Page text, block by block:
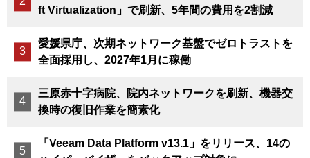
ft Virtualization」で刷新、5年間の費用を2割減
愛媛県庁、次期ネットワーク基盤でゼロトラストを
全面採用し、2027年1月に稼働
三原赤十字病院、院内ネットワークを刷新、機器交
換時の復旧作業を簡素化
「Veeam Data Platform v13.1」をリリース、14の